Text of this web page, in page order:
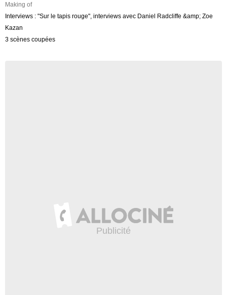
Making of
Interviews : "Sur le tapis rouge", interviews avec Daniel Radcliffe &amp; Zoe
Kazan
3 scènes coupées